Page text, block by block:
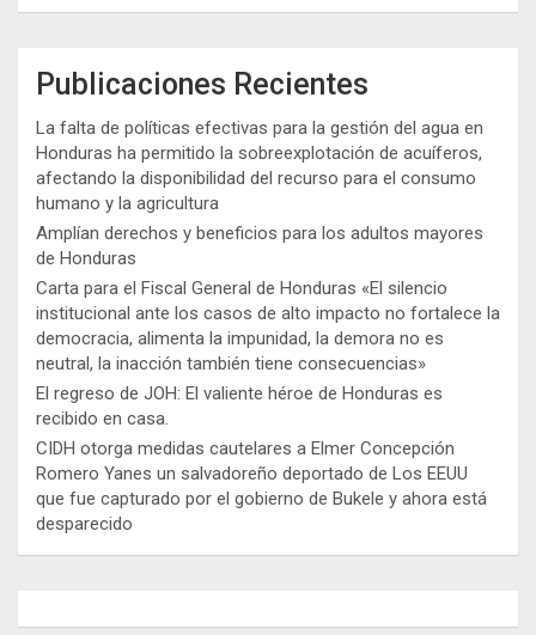
Publicaciones Recientes
La falta de políticas efectivas para la gestión del agua en
Honduras ha permitido la sobreexplotación de acuíferos,
afectando la disponibilidad del recurso para el consumo
humano y la agricultura
Amplían derechos y beneficios para los adultos mayores
de Honduras
Carta para el Fiscal General de Honduras «El silencio
institucional ante los casos de alto impacto no fortalece la
democracia, alimenta la impunidad, la demora no es
neutral, la inacción también tiene consecuencias»
El regreso de JOH: El valiente héroe de Honduras es
recibido en casa.
CIDH otorga medidas cautelares a Elmer Concepción
Romero Yanes un salvadoreño deportado de Los EEUU
que fue capturado por el gobierno de Bukele y ahora está
desparecido